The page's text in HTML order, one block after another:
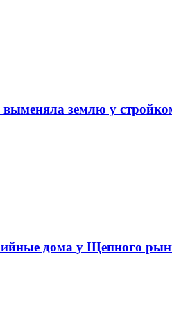
землю у
дома у Щепного